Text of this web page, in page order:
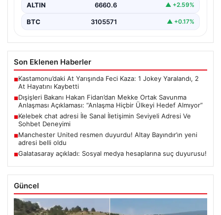
ALTIN 6660.6 ▲ +2.59%
BTC 3105571 ▲ +0.17%
Son Eklenen Haberler
■Kastamonu’daki At Yarışında Feci Kaza: 1 Jokey Yaralandı, 2
At Hayatını Kaybetti
■Dışişleri Bakanı Hakan Fidan’dan Mekke Ortak Savunma
Anlaşması Açıklaması: “Anlaşma Hiçbir Ülkeyi Hedef Almıyor”
■Kelebek chat adresi İle Sanal İletişimin Seviyeli Adresi Ve
Sohbet Deneyimi
■Manchester United resmen duyurdu! Altay Bayındır’ın yeni
adresi belli oldu
■Galatasaray açıkladı: Sosyal medya hesaplarına suç duyurusu!
Güncel